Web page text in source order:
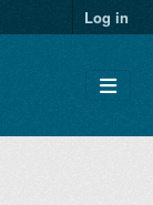
Log in